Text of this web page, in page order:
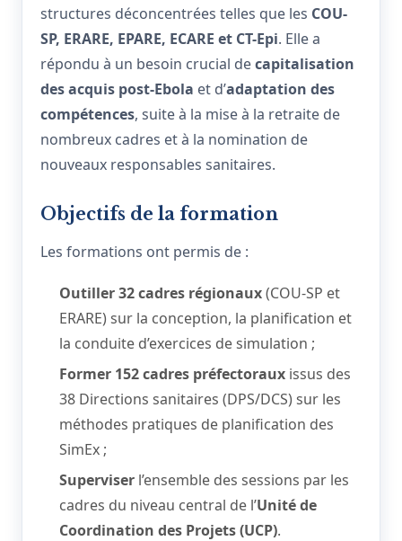
structures déconcentrées telles que les COU-
SP, ERARE, EPARE, ECARE et CT-Epi. Elle a
répondu à un besoin crucial decapitalisation
des acquis post-Ebola et d’adaptation des
compétences, suite à la mise à la retraite de
nombreux cadres et à la nomination de
nouveaux responsables sanitaires.
Objectifs de la formation
Les formations ont permis de :
Outiller 32 cadres régionaux(COU-SP et
ERARE) sur la conception, la planification et
la conduite d’exercices de simulation ;
Former 152 cadres préfectoraux issus des
38 Directions sanitaires (DPS/DCS) sur les
méthodes pratiques de planification des
SimEx ;
Superviser l’ensemble des sessions par les
cadres du niveau central de l’Unité de
Coordination des Projets (UCP).